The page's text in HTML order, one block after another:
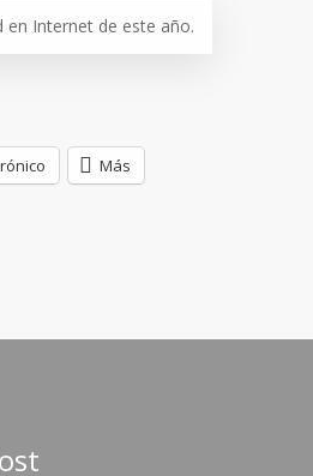
en Internet de este año.
Más